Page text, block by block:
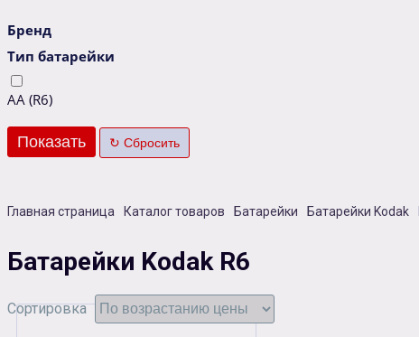
Бренд
Тип батарейки
AA (R6)
Главная страница Каталог товаров Батарейки Батарейки Kodak
Батарейки Kodak R6
Сортировка